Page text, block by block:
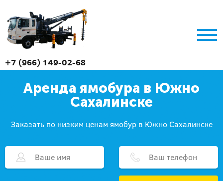
+7 (966) 149-02-68
Аренда ямобура в Южно
Сахалинске
Заказать по низким ценам ямобур в Южно Сахалинске